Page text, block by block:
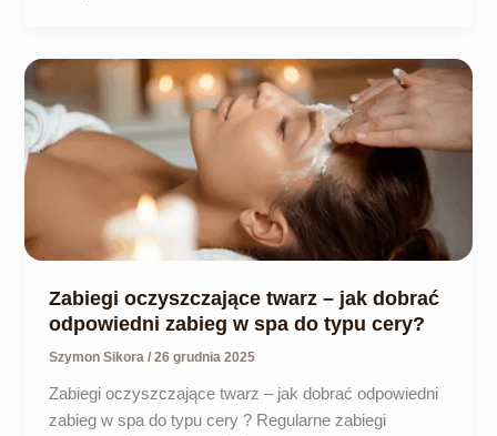
Zabiegi oczyszczające twarz – jak dobrać
odpowiedni zabieg w spa do typu cery?
Szymon Sikora/26 grudnia 2025
Zabiegi oczyszczające twarz – jak dobrać odpowiedni
zabieg w spa do typu cery ? Regularne zabiegi